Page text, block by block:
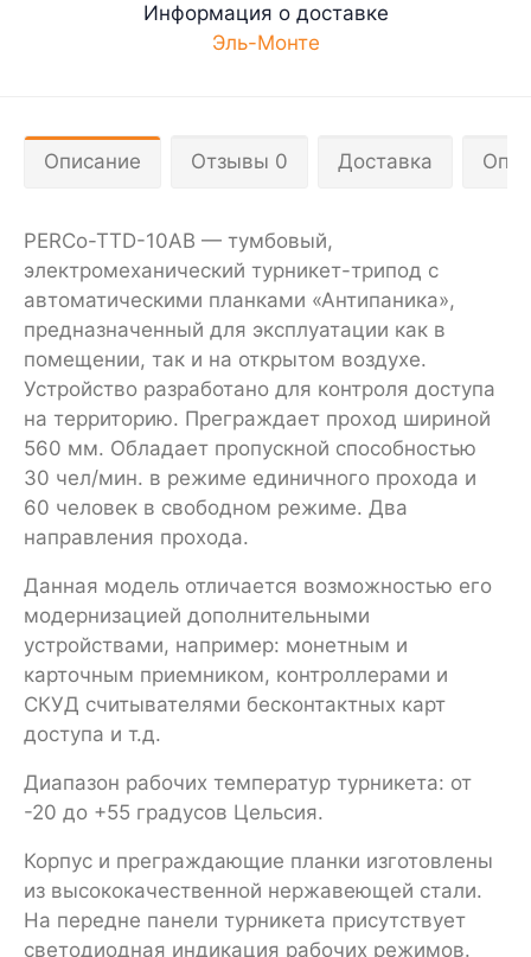
Информация о доставке
Эль-Монте
Описание Отзывы 0 Доставка
PERCo-TTD-10AB — тумбовый,
электромеханический турникет-трипод с
автоматическими планками «Антипаника»,
предназначенный для эксплуатации как в
помещении, так и на открытом воздухе.
Устройство разработано для контроля доступа
на территорию. Преграждает проход шириной
560 мм. Обладает пропускной способностью
30 чел/мин. в режиме единичного прохода и
60 человек в свободном режиме. Два
направления прохода.
Данная модель отличается возможностью его
модернизацией дополнительными
устройствами, например: монетным и
карточным приемником, контроллерами и
СКУД считывателями бесконтактных карт
доступа и т.д.
Диапазон рабочих температур турникета: от
-20 до +55 градусов Цельсия.
Корпус и преграждающие планки изготовлены
из высококачественной нержавеющей стали.
На передне панели турникета присутствует
светодиодная индикация рабочих режимов.